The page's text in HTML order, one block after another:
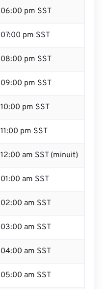
06:00 pm SST
07:00 pm SST
08:00 pm SST
09:00 pm SST
10:00 pm SST
11:00 pm SST
12:00 am SST (minuit)
01:00 am SST
02:00 am SST
03:00 am SST
04:00 am SST
05:00 am SST